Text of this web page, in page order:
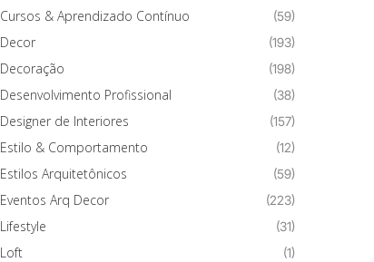
Cursos & Aprendizado Contínuo (59)
Decor (193)
Decoração (198)
Desenvolvimento Profissional (38)
Designer de Interiores (157)
Estilo & Comportamento (12)
Estilos Arquitetônicos (59)
Eventos Arq Decor (223)
Lifestyle (31)
Loft (1)